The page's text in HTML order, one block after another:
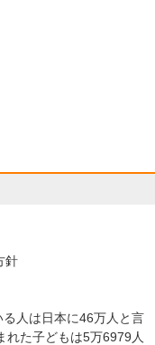
針
人は日本に46万人と言
れた子どもは5万6979人